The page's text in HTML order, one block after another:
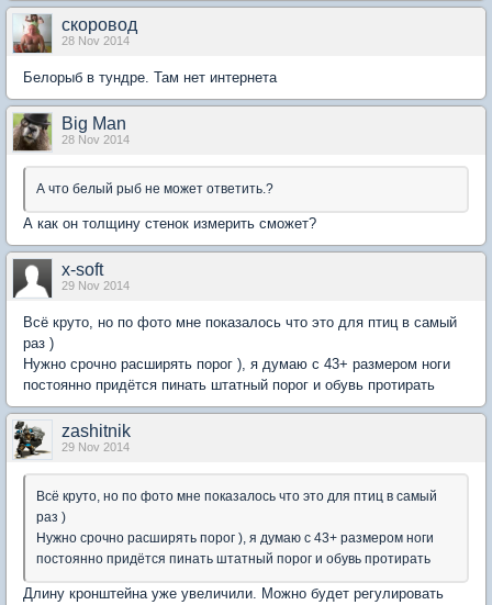
скоровод
28 Nov 2014
Белорыб в тундре. Там нет интернета
Big Man
28 Nov 2014
А что белый рыб не может ответить.?
А как он толщину стенок измерить сможет?
x-soft
29 Nov 2014
Всё круто, но по фото мне показалось что это для птиц в самый
раз )
Нужно срочно расширять порог ), я думаю с 43+ размером ноги
постоянно придётся пинать штатный порог и обувь протирать
zashitnik
29 Nov 2014
Всё круто, но по фото мне показалось что это для птиц в самый
раз )
Нужно срочно расширять порог ), я думаю с 43+ размером ноги
постоянно придётся пинать штатный порог и обувь протирать
Длину кронштейна уже увеличили. Можно будет регулировать